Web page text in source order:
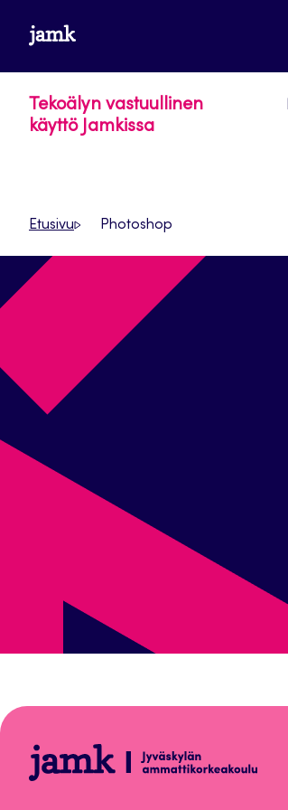
suoraan
sisältöön
www.jamk.fi
Tekoälyn vastuullinen
käyttö Jamkissa
Etusivu Photoshop
Tekoälyn
vastuullinen